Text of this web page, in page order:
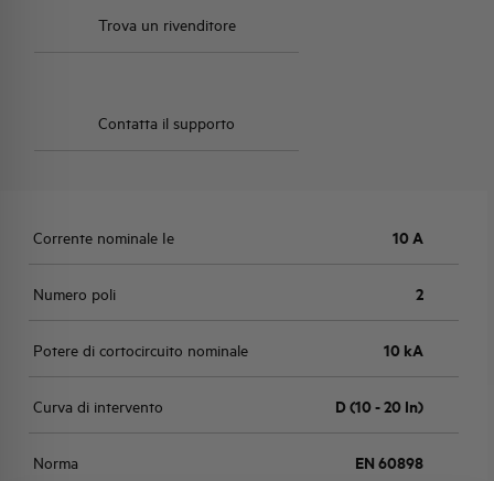
Trova un rivenditore
Contatta il supporto
Corrente nominale Ie 10 A
Numero poli 2
Potere di cortocircuito nominale 10 kA
Curva di intervento D (10 - 20 In)
Norma EN 60898